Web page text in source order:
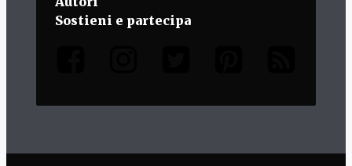
Sostieni e partecipa